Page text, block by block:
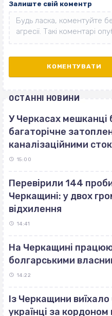
Залиште свій коментр
ОСТАННІ НОВИНИ
У Черкасах мешканці
багаторічне
каналізаційними
15:00
Перевірили 144
Черкащині: у двох
відхилення
14:41
На Черкащині
болгарськими
14:22
Із Черкащини
українці за